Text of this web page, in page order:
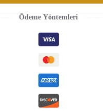
Ödeme Yöntemleri